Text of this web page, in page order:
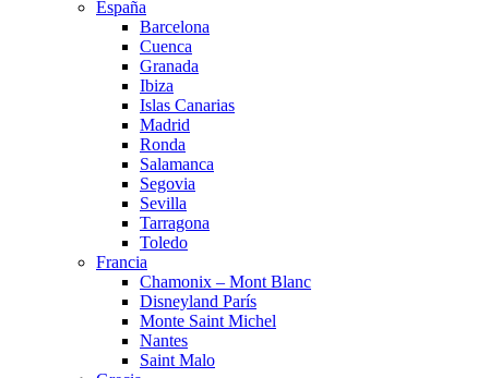
España
Barcelona
Cuenca
Granada
Ibiza
Islas Canarias
Madrid
Ronda
Salamanca
Segovia
Sevilla
Tarragona
Toledo
Francia
Chamonix – Mont Blanc
Disneyland París
Monte Saint Michel
Nantes
Saint Malo